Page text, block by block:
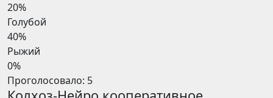
20%
Голубой
40%
Рыжий
0%
Проголосовало: 5